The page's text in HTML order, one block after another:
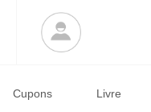
Cupons Livre